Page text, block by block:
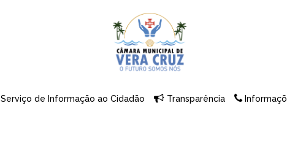
Serviço de Informação ao Cidadão Transparência